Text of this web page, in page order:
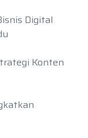
Digital
Konten